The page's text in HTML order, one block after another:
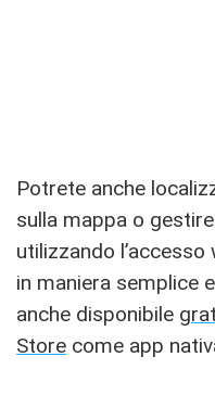
Potrete anche
sulla mappa o
utilizzando l’accesso
in maniera semplice
anche disponibile
Store come app